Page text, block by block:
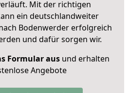
Mit der richtigen
ein deutschlandweiter
Bodenwerder erfolgreich
und dafür sorgen wir.
Formular ausund erhalten
Angebote